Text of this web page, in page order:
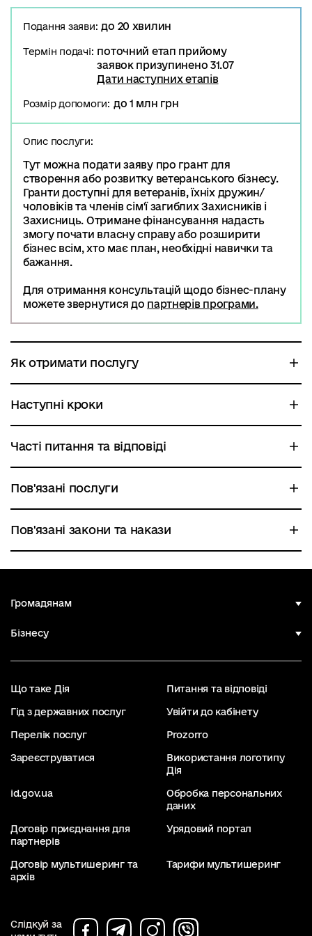
Подання заяви: до 20 хвилин
Термін подачі: поточний етап прийому
заявок призупинено 31.07
Дати наступних етапів
Розмір допомоги: до 1 млн грн
Опис послуги:
Тут можна подати заяву про грант для
створення або розвитку ветеранського бізнесу.
Гранти доступні для ветеранів, їхніх дружин/
чоловіків та членів сім'ї загиблих Захисників і
Захисниць. Отримане фінансування надасть
змогу почати власну справу або розширити
бізнес всім, хто має план, необхідні навички та
бажання.
Для отримання консультацій щодо бізнес-плану
можете звернутися до партнерів програми.
Як отримати послугу
Наступні кроки
Часті питання та відповіді
Пов'язані послуги
Пов'язані закони та накази
Громадянам
Бізнесу
Що таке Дія Питання та відповіді
Гід з державних послуг Увійти до кабінету
Перелік послуг Prozorro
Зареєструватися
Використання логотипу
Дія
id.gov.ua
Обробка персональних
даних
Договір приєднання для
партнерів
Урядовий портал
Договір мультишеринг та
архів
Тарифи мультишеринг
Слідкуй за